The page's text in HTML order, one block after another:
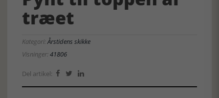
træet
Kategori:Årstidens skikke
Visninger:41806
Del artikel:   